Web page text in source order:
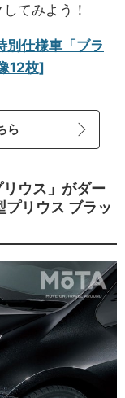
てみよう！
別仕様車「ブラ
12枚]
ら
ウス」がダー
プリウス ブラッ